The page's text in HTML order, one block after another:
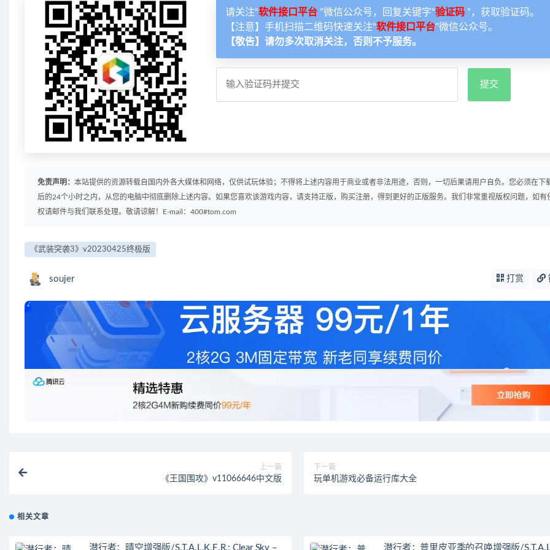
请关注“软件接口平台 ”微信公众号，回复关键字“验证码 ”，获取验证码。
【注意】手机扫描二维码快速关注“软件接口平台”微信公众号。
【敬告】请勿多次取消关注，否则不予服务。
免责声明： 本站提供的资源转载自国内外各大媒体和网络，仅供试玩体验；不得将上述内容用于商业或者非法用途，否则，一切后果请用户自负。您必须在下
后的24个小时之内，从您的电脑中彻底删除上述内容。如果您喜欢该游戏内容，请支持正版，购买注册，得到更好的正版服务。我们非常重视版权问题，如有
权请邮件与我们联系处理。敬请谅解！E-mail：400#tom.com
《武装突袭3》v20230425终极版
soujer 打赏
上一篇
《王国围攻》v11066646中文版
下一篇
玩单机游戏必备运行库大全
相关文章
潜行者：晴空增强版/S.T.A.L.K.E.R.: Clear Sky – 潜行者：普里皮亚季的召唤增强版/